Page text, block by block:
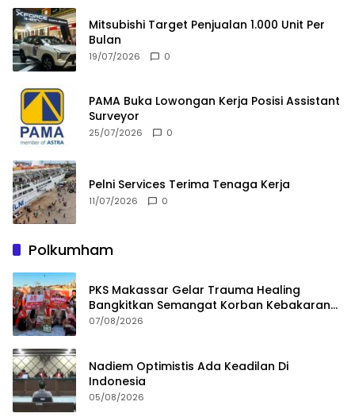
Mitsubishi Target Penjualan 1.000 Unit Per
Bulan
19/07/2026 0
PAMA Buka Lowongan Kerja Posisi Assistant
Surveyor
25/07/2026 0
Pelni Services Terima Tenaga Kerja
11/07/2026 0
Polkumham
PKS Makassar Gelar Trauma Healing
Bangkitkan Semangat Korban Kebakaran
Tallo
07/08/2026
Nadiem Optimistis Ada Keadilan Di
Indonesia
05/08/2026